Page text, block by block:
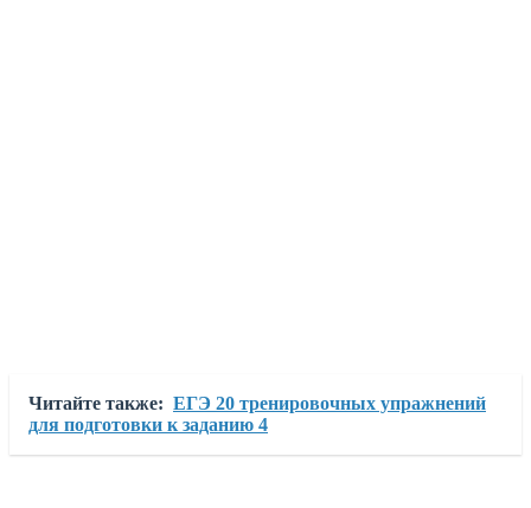
Читайте также: ЕГЭ 20 тренировочных упражнений
для подготовки к заданию 4